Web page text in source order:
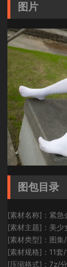
图片
图包目录
[素材名称]：紧
[素材主题]：美少
[素材类型]：图集
[素材规格]：11套
[压缩格式]：7z/